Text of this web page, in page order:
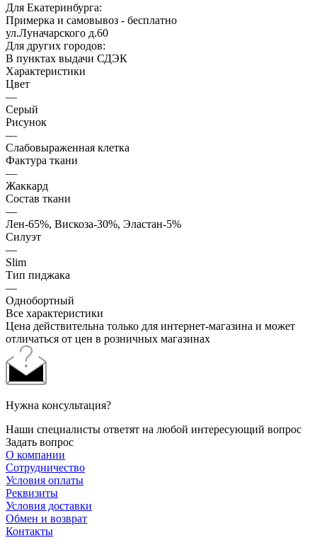
Для Екатеринбурга:
Примерка и самовывоз - бесплатно
ул.Луначарского д.60
Для других городов:
В пунктах выдачи СДЭК
Характеристики
Цвет
—
Серый
Рисунок
—
Слабовыраженная клетка
Фактура ткани
—
Жаккард
Состав ткани
—
Лен-65%, Вискоза-30%, Эластан-5%
Силуэт
—
Slim
Тип пиджака
—
Однобортный
Все характеристики
Цена действительна только для интернет-магазина и может
отличаться от цен в розничных магазинах
Нужна консультация?
Наши специалисты ответят на любой интересующий вопрос
Задать вопрос
О компании
Сотрудничество
Условия оплаты
Реквизиты
Условия доставки
Обмен и возврат
Контакты